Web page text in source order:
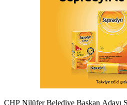
CHP Nilüfer Belediye Başkan Adayı